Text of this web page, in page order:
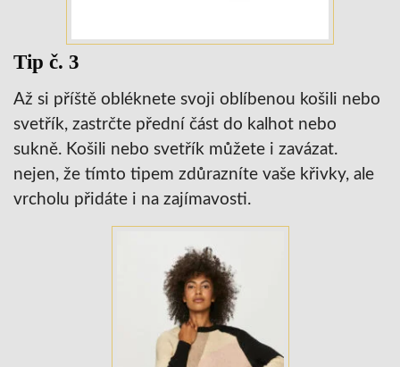
Tip č. 3
Až si příště obléknete svoji oblíbenou košili nebo
svetřík, zastrčte přední část do kalhot nebo
sukně. Košili nebo svetřík můžete i zavázat.
nejen, že tímto tipem zdůrazníte vaše křivky, ale
vrcholu přidáte i na zajímavosti.